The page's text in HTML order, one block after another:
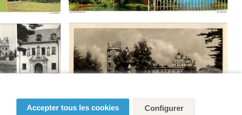
Accepter tous les cookies Configurer